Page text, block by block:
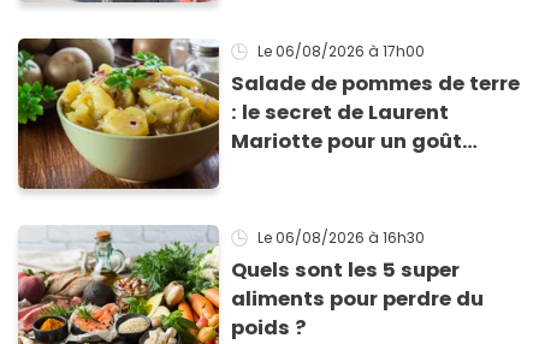
Le 06/08/2026 à 17h00
Salade de pommes de terre
: le secret de Laurent
Mariotte pour un goût
Le 06/08/2026 à 16h30
Quels sont les 5 super
aliments pour perdre du
poids ?